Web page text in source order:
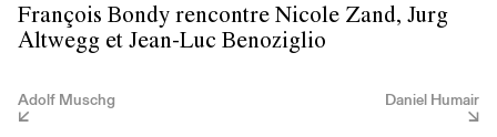
François Bondy rencontre Nicole Zand, Jurg
Altwegg et Jean-Luc Benoziglio
Adolf Muschg Daniel Humair